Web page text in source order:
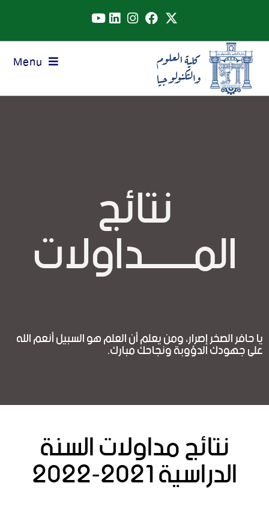
Menu
نتائج
المــــــداولات
يا حافر الصخر إصرار، ومن يعلم أن العلم هو السبيل أنعم الله
على جهودك الدؤوبة ونجاحك مبارك.
نتائج مداولات السنة
الدراسية 2021-2022